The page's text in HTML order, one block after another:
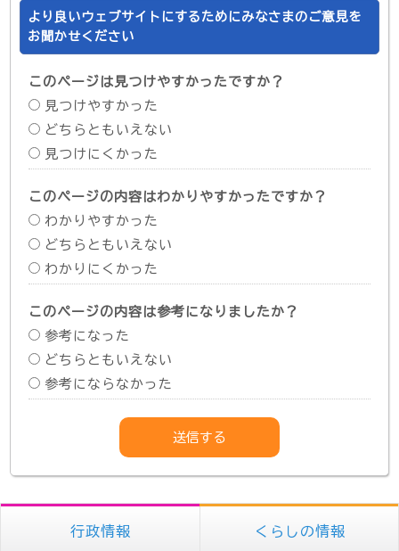
より良いウェブサイトにするためにみなさまのご意見を
お聞かせください
このページは見つけやすかったですか？
見つけやすかった
どちらともいえない
見つけにくかった
このページの内容はわかりやすかったですか？
わかりやすかった
どちらともいえない
わかりにくかった
このページの内容は参考になりましたか？
参考になった
どちらともいえない
参考にならなかった
行政情報 くらしの情報